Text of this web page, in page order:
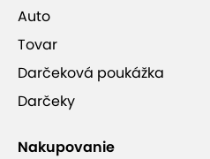
Auto
Tovar
Darčeková poukážka
Darčeky
Nakupovanie